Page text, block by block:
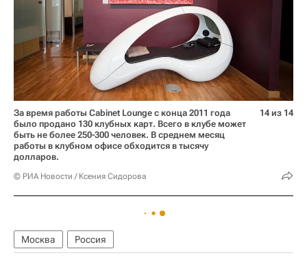
За время работы Cabinet Lounge с конца 2011 года
было продано 130 клубных карт. Всего в клубе может
быть не более 250-300 человек. В среднем месяц
работы в клубном офисе обходится в тысячу
долларов.
© РИА Новости / Ксения Сидорова
14 из 14
Москва Россия